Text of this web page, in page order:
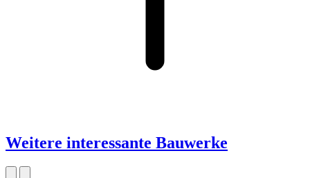
Weitere interessante Bauwerke